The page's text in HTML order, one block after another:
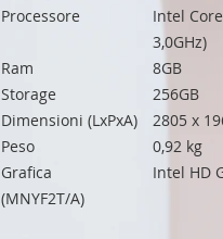
Processore
Intel
3,0GHz)
Ram
8GB
Storage
256GB
Dimensioni (LxPxA)
2805 x
Peso
0,92 kg
Grafica
Intel HD
(MNYF2T/A)